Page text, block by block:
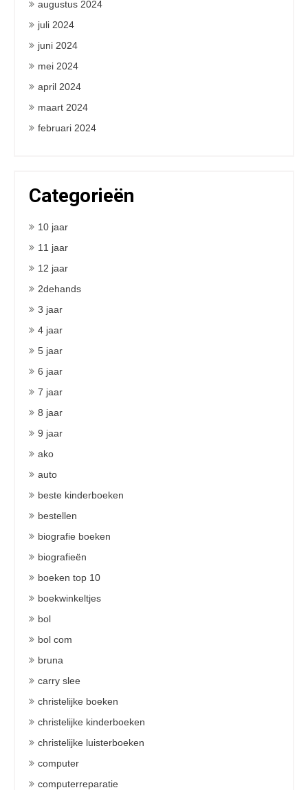
augustus 2024
juli 2024
juni 2024
mei 2024
april 2024
maart 2024
februari 2024
Categorieën
10 jaar
11 jaar
12 jaar
2dehands
3 jaar
4 jaar
5 jaar
6 jaar
7 jaar
8 jaar
9 jaar
ako
auto
beste kinderboeken
bestellen
biografie boeken
biografieën
boeken top 10
boekwinkeltjes
bol
bol com
bruna
carry slee
christelijke boeken
christelijke kinderboeken
christelijke luisterboeken
computer
computerreparatie